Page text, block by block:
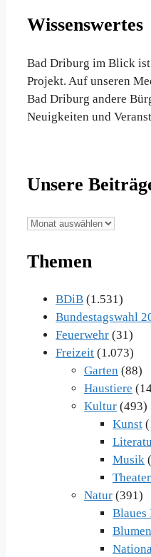
Wissenswertes
Bad Driburg im Blick
Projekt. Auf unseren
Bad Driburg andere
Neuigkeiten und
Unsere
Unsere
im
Themen
BDiB (1.531)
Bundestagswahl
Feuerwehr (31)
Freizeit (1.073)
Garten (88)
Haustiere
Kultur (493)
Kunst
Musik
Theater
Natur (391)
Blaues